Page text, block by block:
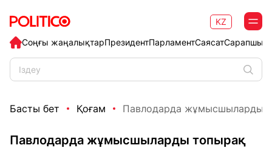
Соңғы жаңалықтарПрезидентПарламентСаясат
KZ
Басты бет Қоғам Павлодарда жұмысшыларды
Павлодарда жұмысшыларды топырақ